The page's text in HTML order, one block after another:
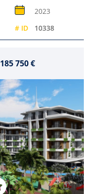
2023
# ID 10338
185 750 €